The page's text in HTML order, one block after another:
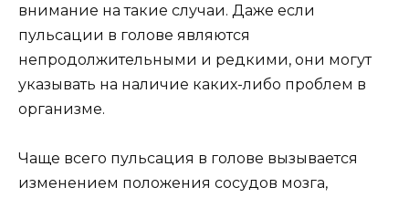
внимание на такие случаи. Даже если
пульсации в голове являются
непродолжительными и редкими, они могут
указывать на наличие каких-либо проблем в
организме.
Чаще всего пульсация в голове вызывается
изменением положения сосудов мозга,